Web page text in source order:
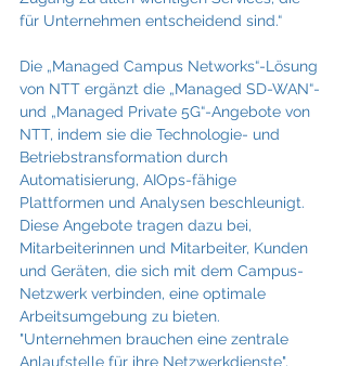
für Unternehmen entscheidend sind.“
Die „Managed Campus Networks“-Lösung
von NTT ergänzt die „Managed SD-WAN“-
und „Managed Private 5G“-Angebote von
NTT, indem sie die Technologie- und
Betriebstransformation durch
Automatisierung, AIOps-fähige
Plattformen und Analysen beschleunigt.
Diese Angebote tragen dazu bei,
Mitarbeiterinnen und Mitarbeiter, Kunden
und Geräten, die sich mit dem Campus-
Netzwerk verbinden, eine optimale
Arbeitsumgebung zu bieten.
"Unternehmen brauchen eine zentrale
Anlaufstelle für ihre Netzwerkdienste",